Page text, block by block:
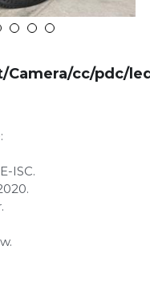
Camera/cc/pdc/
ISC.